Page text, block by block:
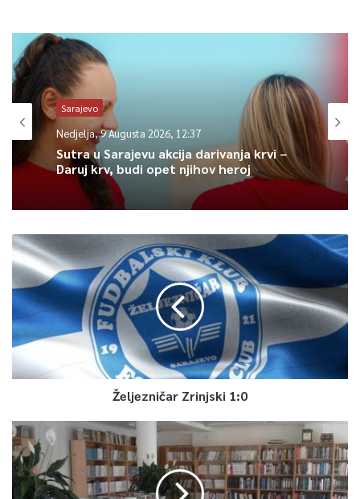
Sarajevo
Nedjelja, 9 Augusta 2026, 12:37
Sutra u Sarajevu akcija darivanja krvi –
Daruj krv, budi opet njihov heroj
Željezničar Zrinjski 1:0